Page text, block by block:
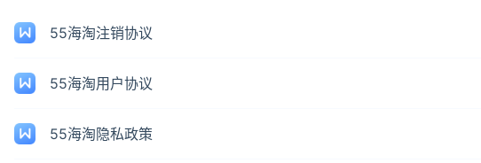
55海淘注销协议
55海淘用户协议
55海淘隐私政策